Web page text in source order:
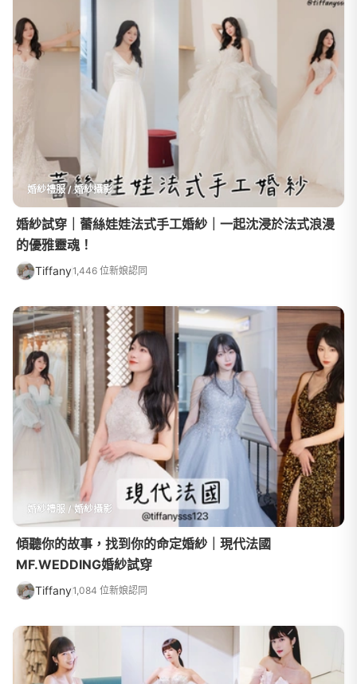
婚紗禮服 / 婚紗攝影
婚紗試穿｜蕾絲娃娃法式手工婚紗｜一起沈浸於法式浪漫
的優雅靈魂！￼
Tiffany1,446 位新娘認同
婚紗禮服 / 婚紗攝影
傾聽你的故事，找到你的命定婚紗｜現代法國
MF.WEDDING婚紗試穿
Tiffany1,084 位新娘認同